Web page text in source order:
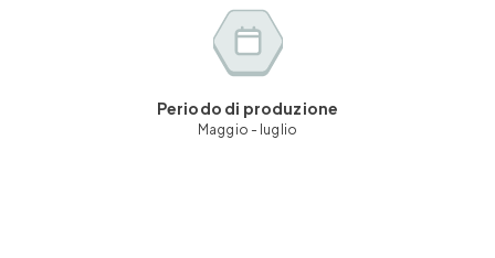
Periodo di produzione
Maggio - luglio